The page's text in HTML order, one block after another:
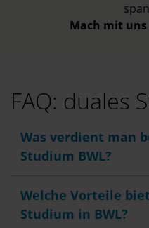
Mach mit
FAQ: duales
Was verdient man
Studium BWL?
Welche Vorteile
Studium in BWL?